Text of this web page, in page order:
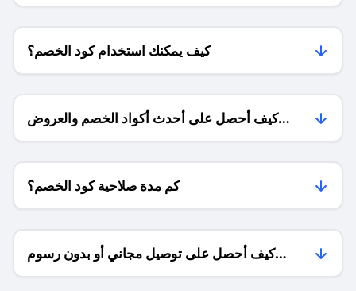
كيف يمكنك استخدام كود الخصم؟
كيف أحصل على أحدث أكواد الخصم والعروض
للمتاجر؟
كم مدة صلاحية كود الخصم؟
كيف أحصل على توصيل مجاني أو بدون رسوم
الشحن ؟